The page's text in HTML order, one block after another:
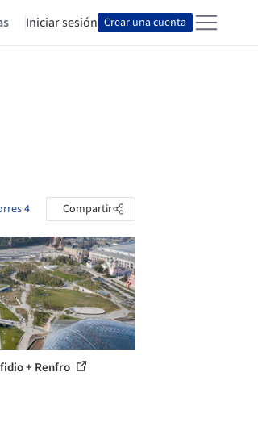
Iniciar sesión Crear una cuenta
4 Compartir
+ Renfro